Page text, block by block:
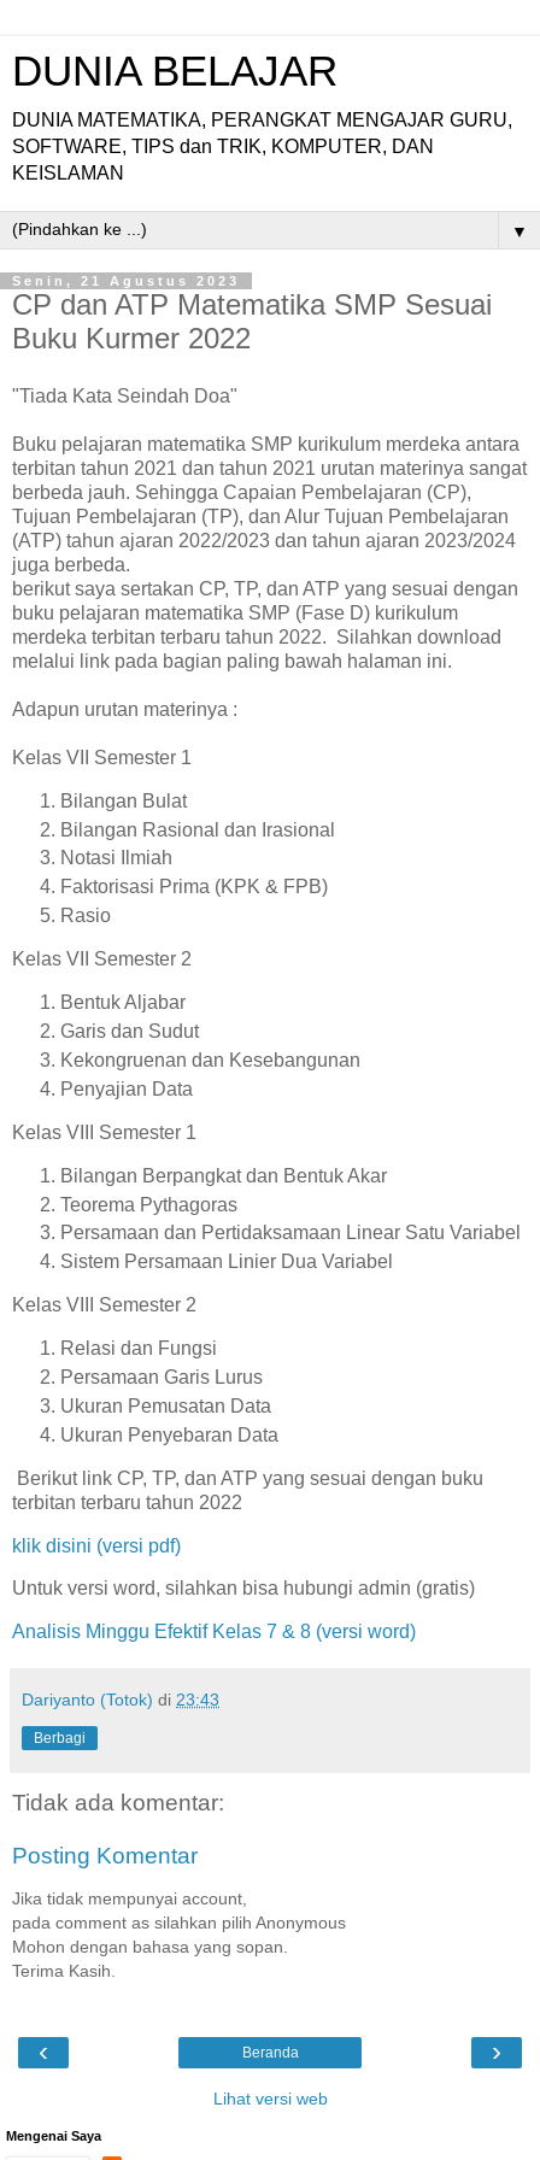
DUNIA BELAJAR
DUNIA MATEMATIKA, PERANGKAT MENGAJAR GURU,
SOFTWARE, TIPS dan TRIK, KOMPUTER, DAN
KEISLAMAN
▼
Senin, 21 Agustus 2023
CP dan ATP Matematika SMP Sesuai
Buku Kurmer 2022
"Tiada Kata Seindah Doa"
Buku pelajaran matematika SMP kurikulum merdeka antara
terbitan tahun 2021 dan tahun 2021 urutan materinya sangat
berbeda jauh. Sehingga Capaian Pembelajaran (CP),
Tujuan Pembelajaran (TP), dan Alur Tujuan Pembelajaran
(ATP) tahun ajaran 2022/2023 dan tahun ajaran 2023/2024
juga berbeda.
berikut saya sertakan CP, TP, dan ATP yang sesuai dengan
buku pelajaran matematika SMP (Fase D) kurikulum
merdeka terbitan terbaru tahun 2022. Silahkan download
melalui link pada bagian paling bawah halaman ini.
Adapun urutan materinya :
Kelas VII Semester 1
Bilangan Bulat
Bilangan Rasional dan Irasional
Notasi Ilmiah
Faktorisasi Prima (KPK & FPB)
Rasio
Kelas VII Semester 2
Bentuk Aljabar
Garis dan Sudut
Kekongruenan dan Kesebangunan
Penyajian Data
Kelas VIII Semester 1
Bilangan Berpangkat dan Bentuk Akar
Teorema Pythagoras
Persamaan dan Pertidaksamaan Linear Satu Variabel
Sistem Persamaan Linier Dua Variabel
Kelas VIII Semester 2
Relasi dan Fungsi
Persamaan Garis Lurus
Ukuran Pemusatan Data
Ukuran Penyebaran Data
Berikut link CP, TP, dan ATP yang sesuai dengan buku
terbitan terbaru tahun 2022
klik disini (versi pdf)
Untuk versi word, silahkan bisa hubungi admin (gratis)
Analisis Minggu Efektif Kelas 7 & 8 (versi word)
Dariyanto (Totok) di 23:43
Berbagi
Tidak ada komentar:
Posting Komentar
Jika tidak mempunyai account,
pada comment as silahkan pilih Anonymous
Mohon dengan bahasa yang sopan.
Terima Kasih.
‹ ›
Beranda
Lihat versi web
Mengenai Saya